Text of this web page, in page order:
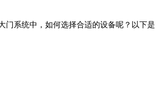
门系统中，如何选择合适的设备呢？以下是